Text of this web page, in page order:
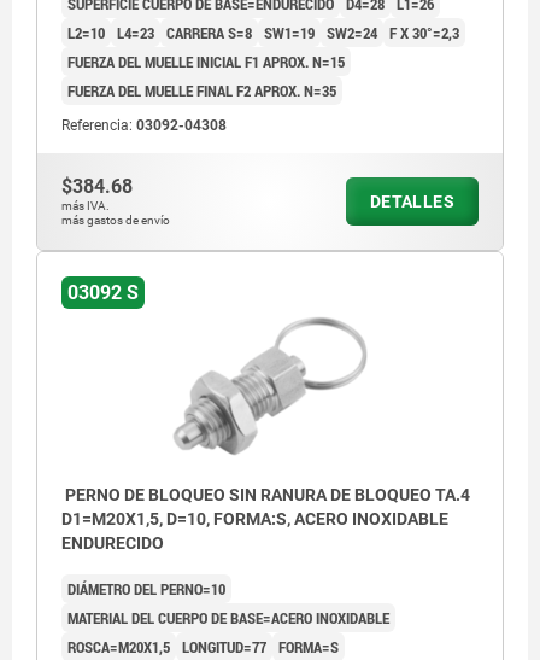
L2=10 L4=23 CARRERA S=8 SW1=19 SW2=24 F X 30°=2,3
FUERZA DEL MUELLE INICIAL F1 APROX. N=15
FUERZA DEL MUELLE FINAL F2 APROX. N=35
Referencia: 03092-04308
$384.68
más IVA.
más gastos de envío
DETALLES
03092 S
PERNO DE BLOQUEO SIN RANURA DE BLOQUEO TA.4
D1=M20X1,5, D=10, FORMA:S, ACERO INOXIDABLE
ENDURECIDO
DIÁMETRO DEL PERNO=10
MATERIAL DEL CUERPO DE BASE=ACERO INOXIDABLE
ROSCA=M20X1,5 LONGITUD=77 FORMA=S